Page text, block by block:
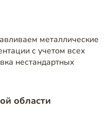
металлические
с учетом всех
нестандартных
области